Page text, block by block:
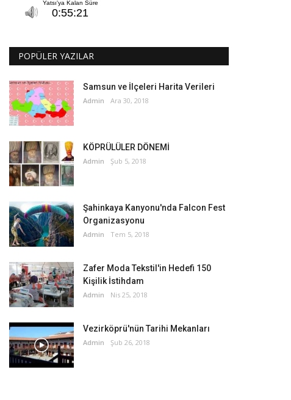
POPÜLER YAZILAR
Samsun ve İlçeleri Harita Verileri
Admin Ara 30, 2018
KÖPRÜLÜLER DÖNEMİ
Admin Şub 5, 2018
Şahinkaya Kanyonu'nda Falcon Fest
Organizasyonu
Admin Tem 5, 2018
Zafer Moda Tekstil'in Hedefi 150
Kişilik İstihdam
Admin Nis 25, 2018
Vezirköprü'nün Tarihi Mekanları
Admin Şub 26, 2018